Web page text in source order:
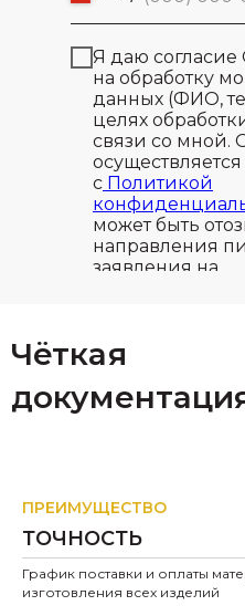
Я даю
на обработку
данных (ФИО,
целях
связи со мной.
с Политикой
может быть
направления
заявления на
Чёткая
ПРЕИМУЩЕСТВО
ТОЧНОСТЬ
График поставки и оплаты
изготовления всех изделий